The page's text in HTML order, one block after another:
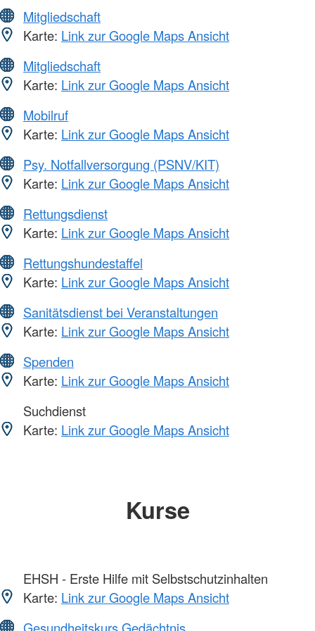
Mitgliedschaft
Karte: Link zur Google Maps Ansicht
Mitgliedschaft
Karte: Link zur Google Maps Ansicht
Mobilruf
Karte: Link zur Google Maps Ansicht
Psy. Notfallversorgung (PSNV/KIT)
Karte: Link zur Google Maps Ansicht
Rettungsdienst
Karte: Link zur Google Maps Ansicht
Rettungshundestaffel
Karte: Link zur Google Maps Ansicht
Sanitätsdienst bei Veranstaltungen
Karte: Link zur Google Maps Ansicht
Spenden
Karte: Link zur Google Maps Ansicht
Suchdienst
Karte: Link zur Google Maps Ansicht
Kurse
EHSH - Erste Hilfe mit Selbstschutzinhalten
Karte: Link zur Google Maps Ansicht
Gesundheitskurs Gedächtnis